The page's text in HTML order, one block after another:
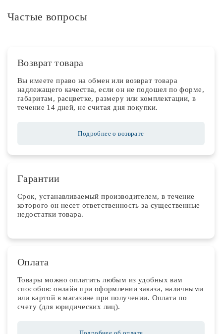
Частые вопросы
Возврат товара
Вы имеете право на обмен или возврат товара
надлежащего качества, если он не подошел по форме,
габаритам, расцветке, размеру или комплектации, в
течение 14 дней, не считая дня покупки.
Подробнее о возврате
Гарантии
Срок, устанавливаемый производителем, в течение
которого он несет ответственность за существенные
недостатки товара.
Оплата
Товары можно оплатить любым из удобных вам
способов: онлайн при оформлении заказа, наличными
или картой в магазине при получении. Оплата по
счету (для юридических лиц).